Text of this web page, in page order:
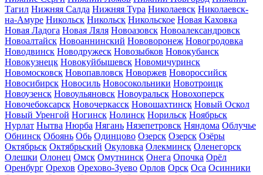
Тагил Нижняя Салда Нижняя Тура Николаевск Николаевск-
на-Амуре Никольск Никольск Никольское Новая Каховка
Новая Ладога Новая Ляля Новоазовск Новоалександровск
Новоалтайск Новоаннинский Нововоронеж Новогродовка
Новодвинск Новодружеск Новозыбков Новокубанск
Новокузнецк Новокуйбышевск Новомичуринск
Новомосковск Новопавловск Новоржев Новороссийск
Новосибирск Новосиль Новосокольники Новотроицк
Новоузенск Новоульяновск Новоуральск Новохоперск
Новочебоксарск Новочеркасск Новошахтинск Новый Оскол
Новый Уренгой Ногинск Нолинск Норильск Ноябрьск
Нурлат Нытва Нюрба Нягань Нязепетровск Няндома Облучье
Обнинск Обоянь Обь Одинцово Озерск Озерск Озёры
Октябрьск Октябрьский Окуловка Олекминск Оленегорск
Олешки Олонец Омск Омутнинск Онега Опочка Орёл
Оренбург Орехов Орехово-Зуево Орлов Орск Оса Осинники